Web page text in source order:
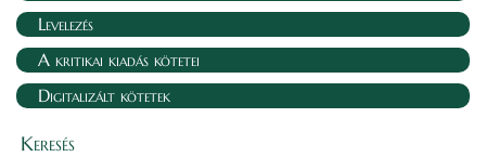
Levelezés
A kritikai kiadás kötetei
Digitalizált kötetek
Keresés